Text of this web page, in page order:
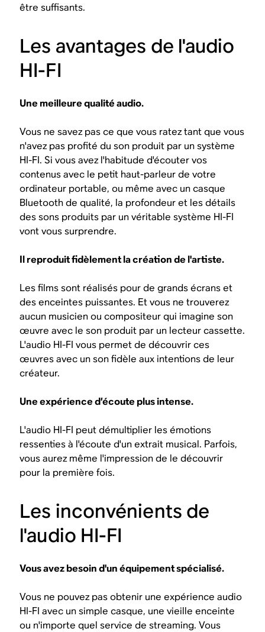
être suffisants.
Les avantages de l'audio
HI-FI
Une meilleure qualité audio.
Vous ne savez pas ce que vous ratez tant que vous
n'avez pas profité du son produit par un système
HI-FI. Si vous avez l'habitude d'écouter vos
contenus avec le petit haut-parleur de votre
ordinateur portable, ou même avec un casque
Bluetooth de qualité, la profondeur et les détails
des sons produits par un véritable système HI-FI
vont vous surprendre.
Il reproduit fidèlement la création de l'artiste.
Les films sont réalisés pour de grands écrans et
des enceintes puissantes. Et vous ne trouverez
aucun musicien ou compositeur qui imagine son
œuvre avec le son produit par un lecteur cassette.
L'audio HI-FI vous permet de découvrir ces
œuvres avec un son fidèle aux intentions de leur
créateur.
Une expérience d’écoute plus intense.
L'audio HI-FI peut démultiplier les émotions
ressenties à l'écoute d'un extrait musical. Parfois,
vous aurez même l'impression de le découvrir
pour la première fois.
Les inconvénients de
l'audio HI-FI
Vous avez besoin d'un équipement spécialisé.
Vous ne pouvez pas obtenir une expérience audio
HI-FI avec un simple casque, une vieille enceinte
ou n'importe quel service de streaming. Vous